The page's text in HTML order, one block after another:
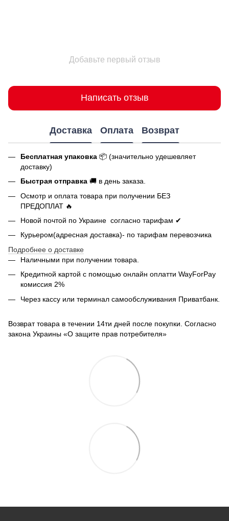
Добавьте первый отзыв
Написать отзыв
Доставка Оплата Возврат
Бесплатная упаковка 📦 (значительно удешевляет
доставку)
Быстрая отправка 🚚 в день заказа.
Осмотр и оплата товара при получении БЕЗ
ПРЕДОПЛАТ 🔥
Новой почтой по Украине согласно тарифам ✔
Курьером(адресная доставка)- по тарифам перевозчика
Подробнее о доставке
Наличными при получении товара.
Кредитной картой с помощью онлайн оплатти WayForPay
комиссия 2%
Через кассу или терминал самообслуживания Приватбанк.
Возврат товара в течении 14ти дней после покупки. Согласно
закона Украины «О защите прав потребителя»